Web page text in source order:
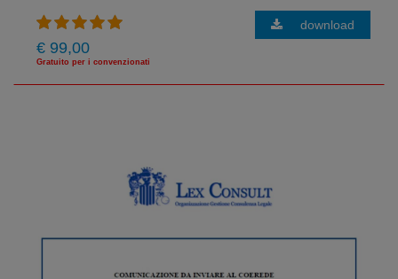
€ 99,00
Gratuito per i convenzionati
download